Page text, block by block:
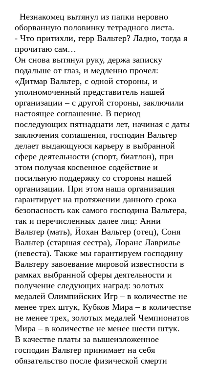
Незнакомец вытянул из папки неровно
оборванную половинку тетрадного листа.
- Что притихли, герр Вальтер? Ладно, тогда я
прочитаю сам…
Он снова вытянул руку, держа записку
подальше от глаз, и медленно прочел:
«Дитмар Вальтер, с одной стороны, и
уполномоченный представитель нашей
организации – с другой стороны, заключили
настоящее соглашение. В период
последующих пятнадцати лет, начиная с даты
заключения соглашения, господин Вальтер
делает выдающуюся карьеру в выбранной
сфере деятельности (спорт, биатлон), при
этом получая косвенное содействие и
посильную поддержку со стороны нашей
организации. При этом наша организация
гарантирует на протяжении данного срока
безопасность как самого господина Вальтера,
так и перечисленных далее лиц: Анни
Вальтер (мать), Йохан Вальтер (отец), Соня
Вальтер (старшая сестра), Лоранс Лаврилье
(невеста). Также мы гарантируем господину
Вальтеру завоевание мировой известности в
рамках выбранной сферы деятельности и
получение следующих наград: золотых
медалей Олимпийских Игр – в количестве не
менее трех штук, Кубков Мира – в количестве
не менее трех, золотых медалей Чемпионатов
Мира – в количестве не менее шести штук.
В качестве платы за вышеизложенное
господин Вальтер принимает на себя
обязательство после физической смерти